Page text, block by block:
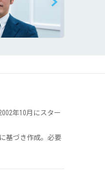
年10月にスター
基づき作成。必要